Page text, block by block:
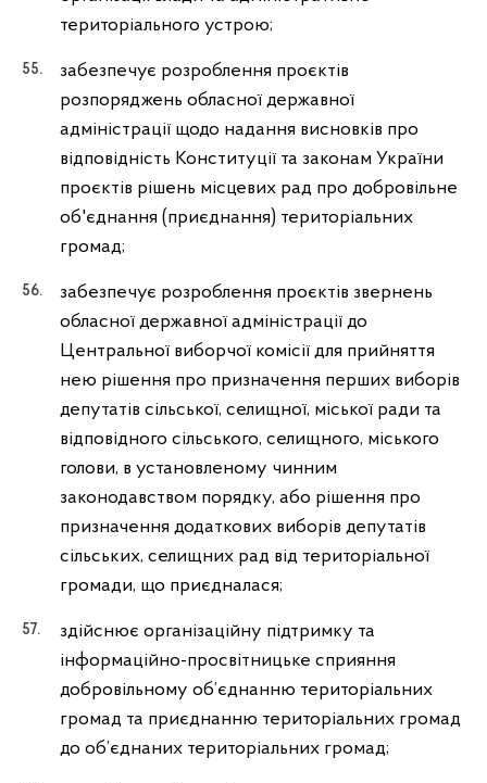
територіального устрою;
забезпечує розроблення проєктів
розпоряджень обласної державної
адміністрації щодо надання висновків про
відповідність Конституції та законам України
проєктів рішень місцевих рад про добровільне
об'єднання (приєднання) територіальних
громад;
забезпечує розроблення проєктів звернень
обласної державної адміністрації до
Центральної виборчої комісії для прийняття
нею рішення про призначення перших виборів
депутатів сільської, селищної, міської ради та
відповідного сільського, селищного, міського
голови, в установленому чинним
законодавством порядку, або рішення про
призначення додаткових виборів депутатів
сільських, селищних рад від територіальної
громади, що приєдналася;
здійснює організаційну підтримку та
інформаційно-просвітницьке сприяння
добровільному об’єднанню територіальних
громад та приєднанню територіальних громад
до об’єднаних територіальних громад;